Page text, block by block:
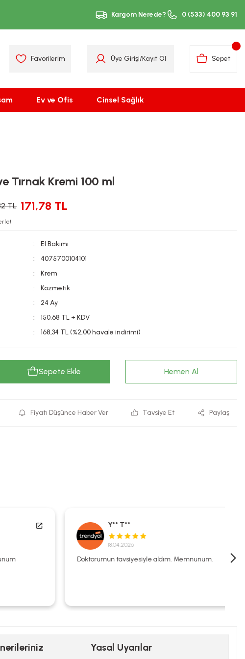
Kargom Nerede? 0 (533) 400 93 91
Favorilerim Üye Girişi/Kayıt Ol Sepet
Ev ve Ofis Cinsel Sağlık
Tırnak Kremi 100 ml
TL 171,78 TL
El Bakımı
4075700104101
Krem
Kozmetik
24 Ay
150,68 TL + KDV
168,34 TL (%2,00 havale indirimi)
Sepete Ekle Hemen Al
Fiyatı Düşünce Haber Ver Tavsiye Et Paylaş
Y** T**
18.04.2026
Doktorumun tavsiyesiyle aldım. Memnunum.
Yasal Uyarılar